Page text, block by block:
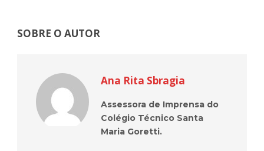
SOBRE O AUTOR
Ana Rita Sbragia
Assessora de Imprensa do
Colégio Técnico Santa
Maria Goretti.